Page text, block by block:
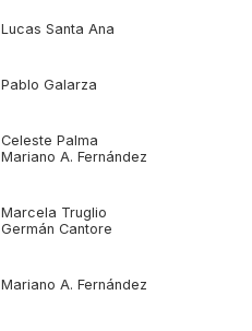
Lucas Santa Ana
Pablo Galarza
Celeste Palma
Mariano A. Fernández
Marcela Truglio
Germán Cantore
Mariano A. Fernández